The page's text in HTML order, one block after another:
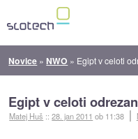
Novice » NWO » Egipt v celoti
Egipt v celoti
Matej Huš ::28. jan 2011 ob 11:38